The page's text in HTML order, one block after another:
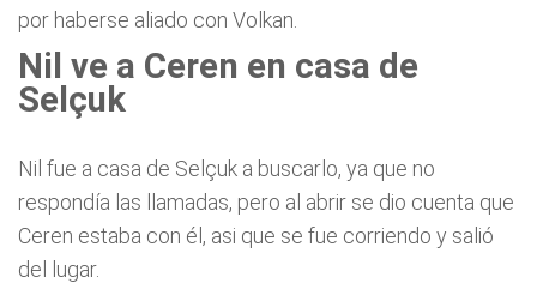
por haberse aliado con Volkan.
Nil ve a Ceren en casa de
Selçuk
Nil fue a casa de Selçuk a buscarlo, ya que no
respondía las llamadas, pero al abrir se dio cuenta que
Ceren estaba con él, asi que se fue corriendo y salió
del lugar.